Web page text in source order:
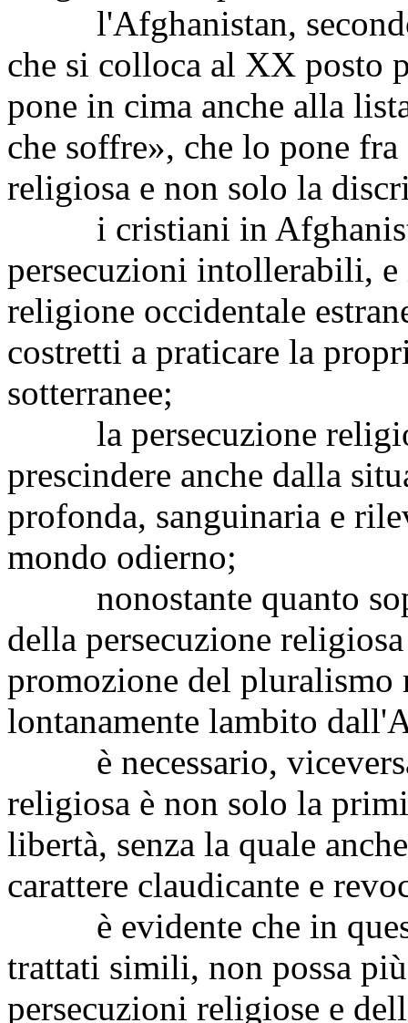
l'Afghanistan,
che si colloca al XX posto
pone in cima anche alla
che soffre», che lo pone
religiosa e non solo la
i cristiani in
persecuzioni intollerabili,
religione occidentale
costretti a praticare la
sotterranee;
la persecuzione
prescindere anche dalla
profonda, sanguinaria e
mondo odierno;
nonostante quanto
della persecuzione
promozione del pluralismo
lontanamente lambito
è necessario,
religiosa è non solo la
libertà, senza la quale
carattere claudicante e
è evidente che in
trattati simili, non possa
persecuzioni religiose e